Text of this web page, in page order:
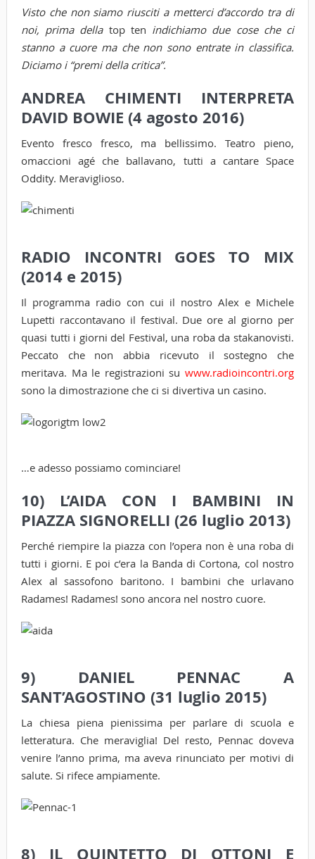
Visto che non siamo riusciti a metterci d’accordo tra di
noi, prima della top ten indichiamo due cose che ci
stanno a cuore ma che non sono entrate in classifica.
Diciamo i “premi della critica”.
ANDREA CHIMENTI INTERPRETA
DAVID BOWIE (4 agosto 2016)
Evento fresco fresco, ma bellissimo. Teatro pieno,
omaccioni agé che ballavano, tutti a cantare Space
Oddity. Meraviglioso.
RADIO INCONTRI GOES TO MIX
(2014 e 2015)
Il programma radio con cui il nostro Alex e Michele
Lupetti raccontavano il festival. Due ore al giorno per
quasi tutti i giorni del Festival, una roba da stakanovisti.
Peccato che non abbia ricevuto il sostegno che
meritava. Ma le registrazioni suwww.radioincontri.org
sono la dimostrazione che ci si divertiva un casino.
…e adesso possiamo cominciare!
10) L’AIDA CON I BAMBINI IN
PIAZZA SIGNORELLI (26 luglio 2013)
Perché riempire la piazza con l’opera non è una roba di
tutti i giorni. E poi c’era la Banda di Cortona, col nostro
Alex al sassofono baritono. I bambini che urlavano
Radames! Radames! sono ancora nel nostro cuore.
9) DANIEL PENNAC A
SANT’AGOSTINO (31 luglio 2015)
La chiesa piena pienissima per parlare di scuola e
letteratura. Che meraviglia! Del resto, Pennac doveva
venire l’anno prima, ma aveva rinunciato per motivi di
salute. Si rifece ampiamente.
8) IL QUINTETTO DI OTTONI E